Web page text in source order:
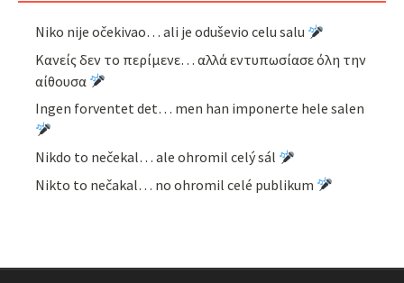
Niko nije očekivao… ali je oduševio celu salu
Κανείς δεν το περίμενε… αλλά εντυπωσίασε όλη την
αίθουσα
Ingen forventet det… men han imponerte hele salen
Nikdo to nečekal… ale ohromil celý sál
Nikto to nečakal… no ohromil celé publikum